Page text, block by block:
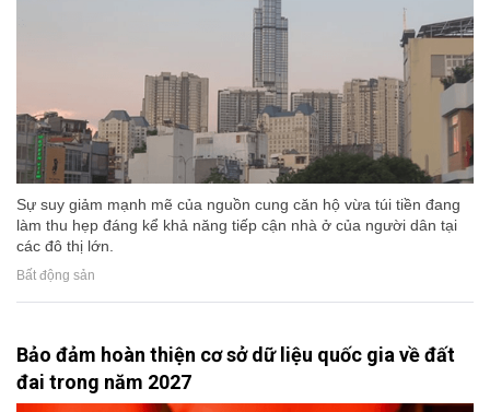
Sự suy giảm mạnh mẽ của nguồn cung căn hộ vừa túi tiền đang
làm thu hẹp đáng kể khả năng tiếp cận nhà ở của người dân tại
các đô thị lớn.
Bất động sản
Bảo đảm hoàn thiện cơ sở dữ liệu quốc gia về đất
đai trong năm 2027